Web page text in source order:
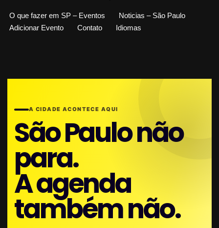
O que fazer em SP – Eventos
Noticias – São Paulo
Adicionar Evento
Contato Idiomas
A CIDADE ACONTECE AQUI
São Paulo não
para.
A agenda
também não.